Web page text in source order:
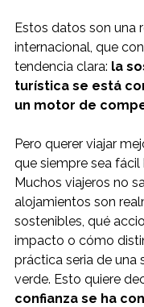
Estos datos son una
internacional, que
tendencia clara: la
turística se está
un motor de
Pero querer viajar
que siempre sea fácil
Muchos viajeros no
alojamientos son
sostenibles, qué
impacto o cómo
práctica seria de una
verde. Esto quiere
confianza se ha